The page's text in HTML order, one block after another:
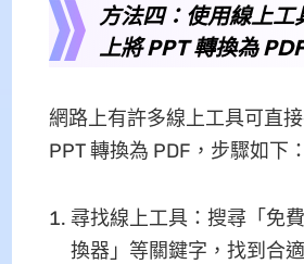
方法四：使用線上工
上將 PPT 轉換為
網路上有許多線上工具可直
PPT 轉換為 PDF，步驟如下：
尋找線上工具：搜尋「免
換器」等關鍵字，找到合